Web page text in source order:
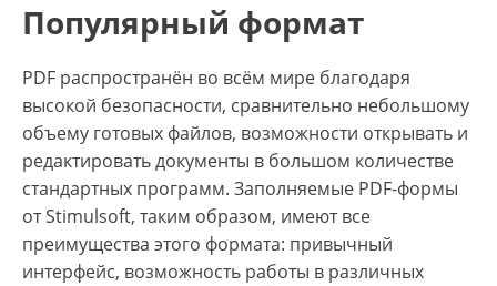
Популярный формат
PDF распространён во всём мире благодаря
высокой безопасности, сравнительно небольшому
объему готовых файлов, возможности открывать и
редактировать документы в большом количестве
стандартных программ. Заполняемые PDF-формы
от Stimulsoft, таким образом, имеют все
преимущества этого формата: привычный
интерфейс, возможность работы в различных